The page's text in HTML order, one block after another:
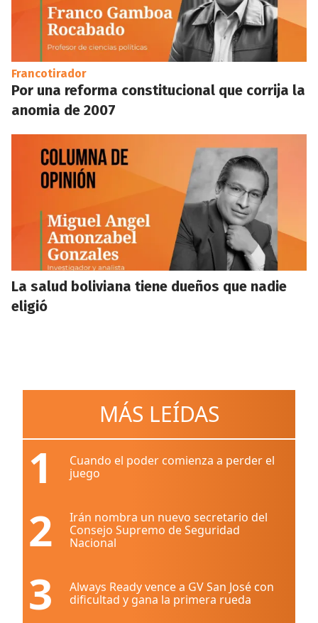
Francotirador
Por una reforma constitucional que corrija la
anomia de 2007
La salud boliviana tiene dueños que nadie
eligió
MÁS LEÍDAS
1
Cuando el poder comienza a perder el
juego
2
Irán nombra un nuevo secretario del
Consejo Supremo de Seguridad
Nacional
3
Always Ready vence a GV San José con
dificultad y gana la primera rueda